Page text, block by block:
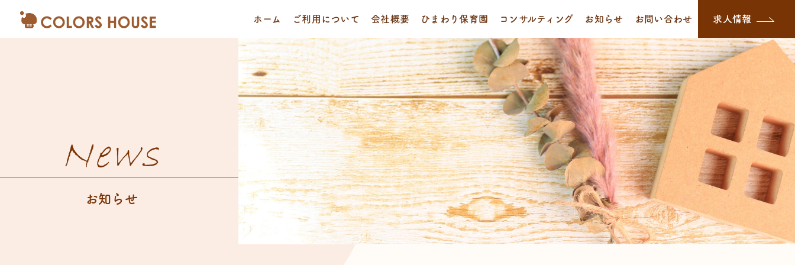
ホーム ご利用について 会社概要 ひまわり保育園 コンサルティング お知らせ お問い合わせ 求人情報
News
お知らせ